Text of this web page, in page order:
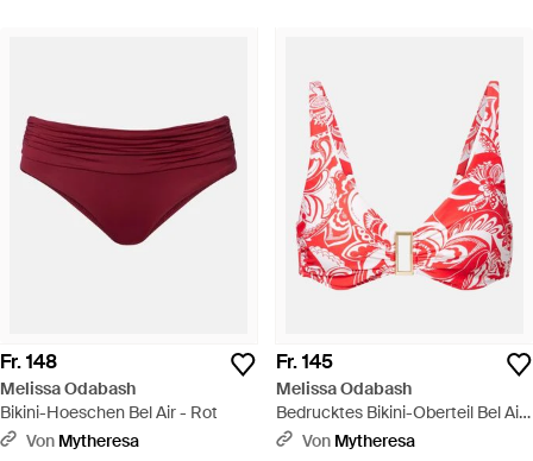
Fr. 148
Melissa Odabash
Bikini-Hoeschen Bel Air - Rot
Von Mytheresa
Fr. 145
Melissa Odabash
Bedrucktes Bikini-Oberteil Bel Air
- RotVon Mytheresa